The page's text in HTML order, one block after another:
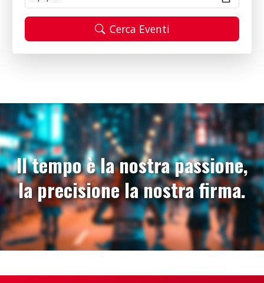
Cerca Eventi
Il tempo è la nostra passione,
la precisione la nostra firma.